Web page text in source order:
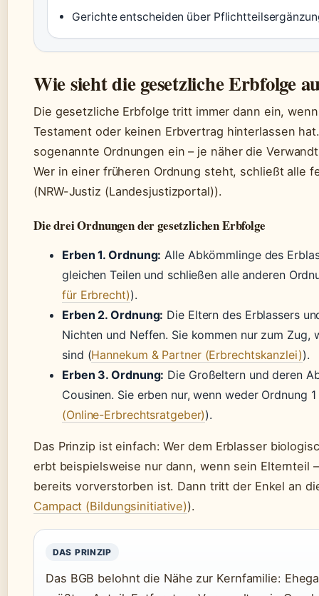
Gerichte entscheiden über
Wie sieht die gesetzliche Erbfolge
Die gesetzliche Erbfolge tritt immer dann ein,
Testament oder keinen Erbvertrag hinterlassen
sogenannte Ordnungen ein – je näher die
Wer in einer früheren Ordnung steht, schließt alle
(NRW-Justiz (Landesjustizportal)).
Die drei Ordnungen der gesetzlichen Erbfolge
Erben 1. Ordnung: Alle Abkömmlinge des
gleichen Teilen und schließen alle anderen
für Erbrecht)).
Erben 2. Ordnung: Die Eltern des Erblassers
Nichten und Neffen. Sie kommen nur zum Zug,
sind (Hannekum & Partner (Erbrechtskanzlei)).
Erben 3. Ordnung: Die Großeltern und deren
Cousinen. Sie erben nur, wenn weder Ordnung
(Online-Erbrechtsratgeber)).
Das Prinzip ist einfach: Wer dem Erblasser
erbt beispielsweise nur dann, wenn sein Elternteil
bereits vorverstorben ist. Dann tritt der Enkel an
Campact (Bildungsinitiative)).
DAS PRINZIP
Das BGB belohnt die Nähe zur Kernfamilie: